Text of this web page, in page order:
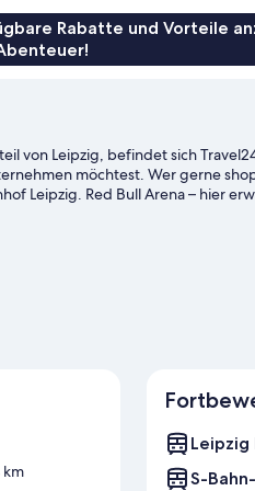
Rabatte und Vorteile
von Leipzig, befindet sich
möchtest. Wer gerne
Leipzig. Red Bull Arena – hier
die folgende: Zoo Leipzig.
km
Leipzig
S-